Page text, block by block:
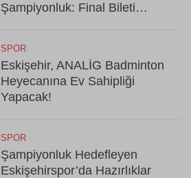
Şampiyonluk: Final Bileti
SPOR
Eskişehir, ANALİG Badminton
Heyecanına Ev Sahipliği
Yapacak!
SPOR
Şampiyonluk Hedefleyen
Eskişehirspor’da Hazırlıklar